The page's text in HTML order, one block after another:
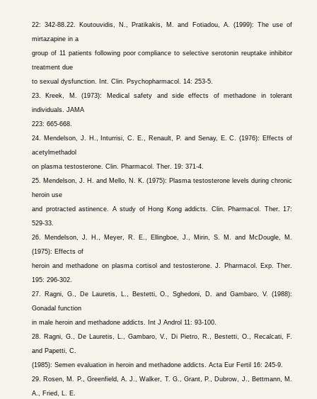
22: 342-88.22. Koutouvidis, N., Pratikakis, M. and Fotiadou, A. (1999): The use of
mirtazapine in a
group of 11 patients following poor compliance to selective serotonin reuptake inhibitor
treatment due
to sexual dysfunction. Int. Clin. Psychopharmacol. 14: 253-5.
23. Kreek, M. (1973): Medical safety and side effects of methadone in tolerant
individuals. JAMA
223: 665-668.
24. Mendelson, J. H., Inturrisi, C. E., Renault, P. and Senay, E. C. (1976): Effects of
acetylmethadol
on plasma testosterone. Clin. Pharmacol. Ther. 19: 371-4.
25. Mendelson, J. H. and Mello, N. K. (1975): Plasma testosterone levels during chronic
heroin use
and protracted astinence. A study of Hong Kong addicts. Clin. Pharmacol. Ther. 17:
529-33.
26. Mendelson, J. H., Meyer, R. E., Ellingboe, J., Mirin, S. M. and McDougle, M.
(1975): Effects of
heroin and methadone on plasma cortisol and testosterone. J. Pharmacol. Exp. Ther.
195: 296-302.
27. Ragni, G., De Lauretis, L., Bestetti, O., Sghedoni, D. and Gambaro, V. (1988):
Gonadal function
in male heroin and methadone addicts. Int J Androl 11: 93-100.
28. Ragni, G., De Lauretis, L., Gambaro, V., Di Pietro, R., Bestetti, O., Recalcati, F.
and Papetti, C.
(1985): Semen evaluation in heroin and methadone addicts. Acta Eur Fertil 16: 245-9.
29. Rosen, M. P., Greenfield, A. J., Walker, T. G., Grant, P., Dubrow, J., Bettmann, M.
A., Fried, L. E.